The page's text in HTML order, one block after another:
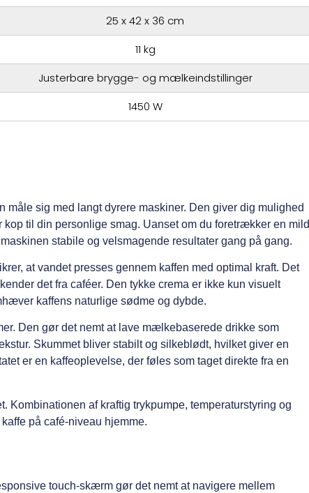
25 x 42 x 36 cm
11 kg
Justerbare brygge- og mælkeindstillinger
1450 W
sig med langt dyrere maskiner. Den giver dig mulighed
til din personlige smag. Uanset om du foretrækker en mild
stabile og velsmagende resultater gang på gang.
at vandet presses gennem kaffen med optimal kraft. Det
det fra caféer. Den tykke crema er ikke kun visuelt
kaffens naturlige sødme og dybde.
Den gør det nemt at lave mælkebaserede drikke som
Skummet bliver stabilt og silkeblødt, hvilket giver en
er en kaffeoplevelse, der føles som taget direkte fra en
Kombinationen af kraftig trykpumpe, temperaturstyring og
på café-niveau hjemme.
touch-skærm gør det nemt at navigere mellem